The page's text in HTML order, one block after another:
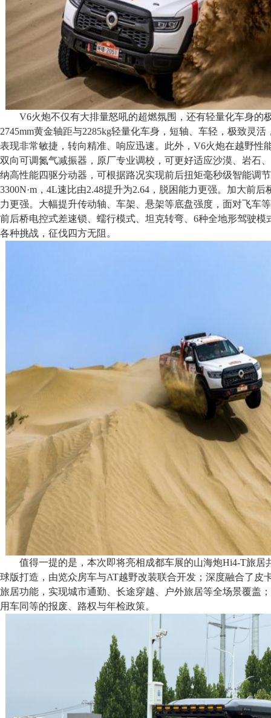
V6火炮不仅有大排量怒吼的超燃氛围，还有轻量化车身的
2745mm黄金轴距与2285kg轻量化车身，短轴、车轻，极致灵
表现非常敏捷，转向精准、响应迅速。此外，V6火炮在越野性
双向可调氮气减振器，原厂专业调校，可更好适应沙漠、岩石
纳高性能四驱分动器，可根据路况实现前后扭矩毫秒级智能调
3300N·m，4L速比由2.48提升为2.64，脱困能力更强。加大前
力更强。大幅提升传动轴、车架、悬架等底盘强度，面对飞车
前后桥电控式差速锁、蠕行模式、坦克转弯、6种全地形驾驶模
各种挑战，征伐四方无阻。
值得一提的是，本次即将亮相成都车展的山海炮Hi4-T旅居
球版打造，由览众房车与AT越野改装联合开发；深度融合了皮
旅居功能，实现城市通勤、长途穿越、户外旅居等全场景覆盖
用车同等的报废、路权与年检政策。